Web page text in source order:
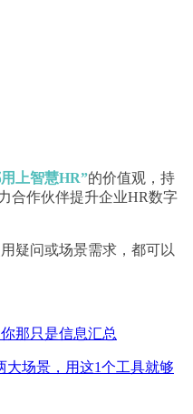
上智慧HR”的价值观，持
合作伙伴提升企业HR数字
疑问或场景需求，都可以
那只是信息汇总
大场景，用这1个工具就够